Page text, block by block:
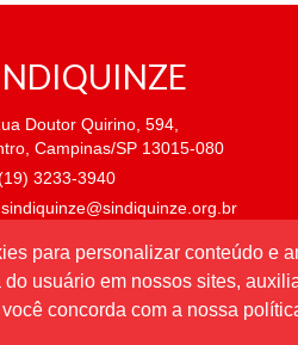
Doutor Quirino, 594,
Campinas/SP 13015-080
3233-3940
sindiquinze@sindiquinze.org.br
de segunda a
feira, das 9h às 18h.
para personalizar conteúdo e
usuário em nossos sites,
concorda com a nossa